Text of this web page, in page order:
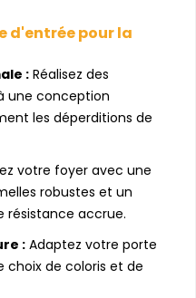
d'entrée pour la
: Réalisez des
une conception
les déperditions de
votre foyer avec une
robustes et un
résistance accrue.
: Adaptez votre porte
choix de coloris et de